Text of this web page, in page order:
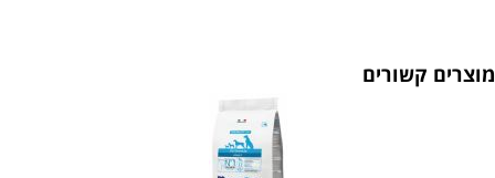
מוצרים קשורים